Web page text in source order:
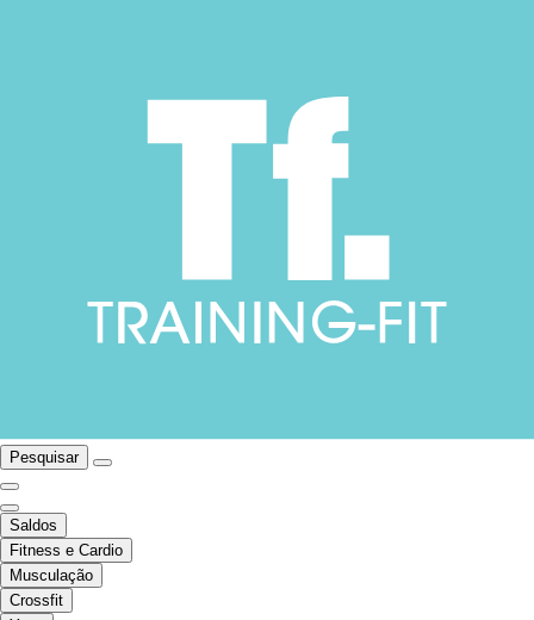
Pesquisar
Saldos
Fitness e Cardio
Musculação
Crossfit